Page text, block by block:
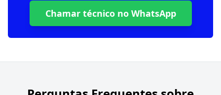
Chamar técnico no WhatsApp